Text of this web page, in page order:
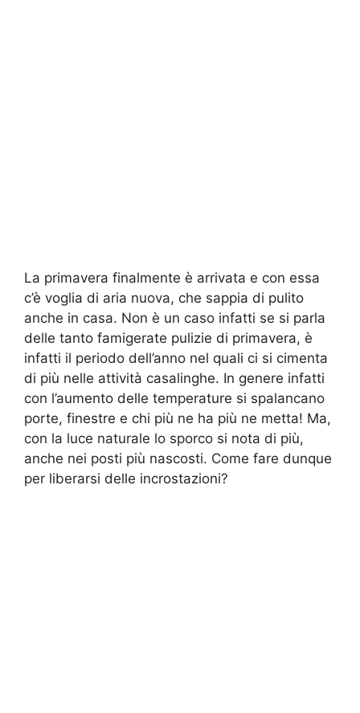
La primavera finalmente è arrivata e con essa
c’è voglia di aria nuova, che sappia di pulito
anche in casa. Non è un caso infatti se si parla
delle tanto famigerate pulizie di primavera, è
infatti il periodo dell’anno nel quali ci si cimenta
di più nelle attività casalinghe. In genere infatti
con l’aumento delle temperature si spalancano
porte, finestre e chi più ne ha più ne metta! Ma,
con la luce naturale lo sporco si nota di più,
anche nei posti più nascosti. Come fare dunque
per liberarsi delle incrostazioni?